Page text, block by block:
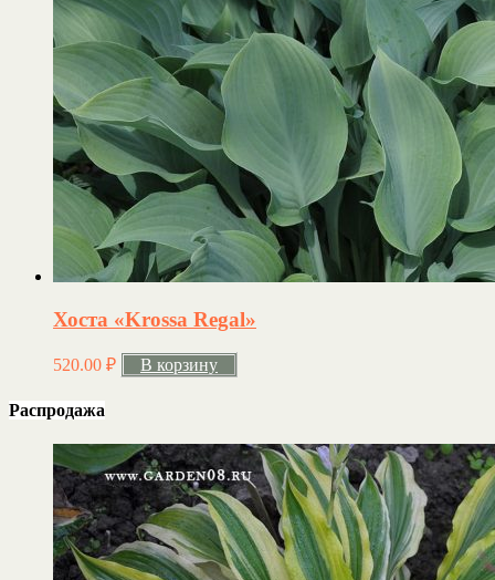
Хоста «Krossa Regal»
520.00 ₽ В корзину
Распродажа